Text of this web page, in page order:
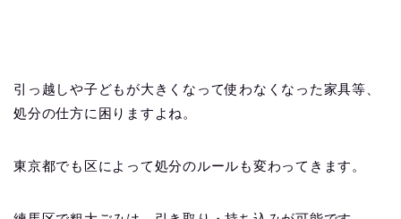
引っ越しや子どもが大きくなって使わなくなった家具等、
処分の仕方に困りますよね。
東京都でも区によって処分のルールも変わってきます。